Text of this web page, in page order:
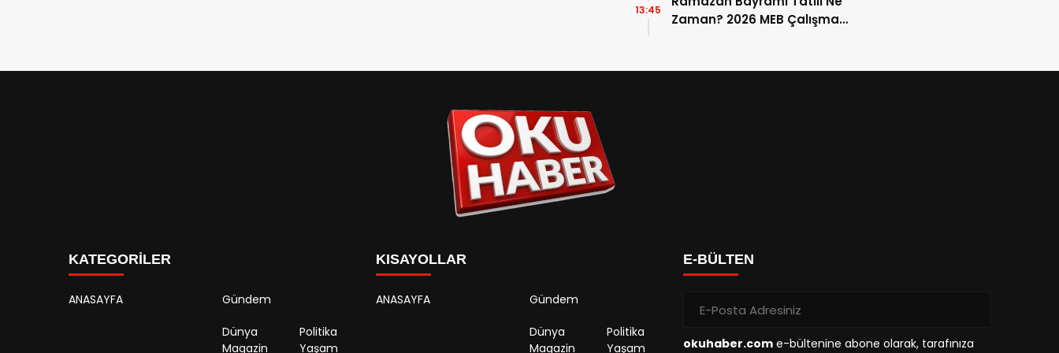
Zaman? 2026 MEB Çalışma
13:45
KATEGORİLER
ANASAYFA Gündem
Dünya
Politika
Magazin
Yaşam
KISAYOLLAR
ANASAYFA Gündem
Dünya
Politika
Magazin
Yaşam
E-BÜLTEN
okuhaber.com e-bültenine abone olarak, tarafınıza